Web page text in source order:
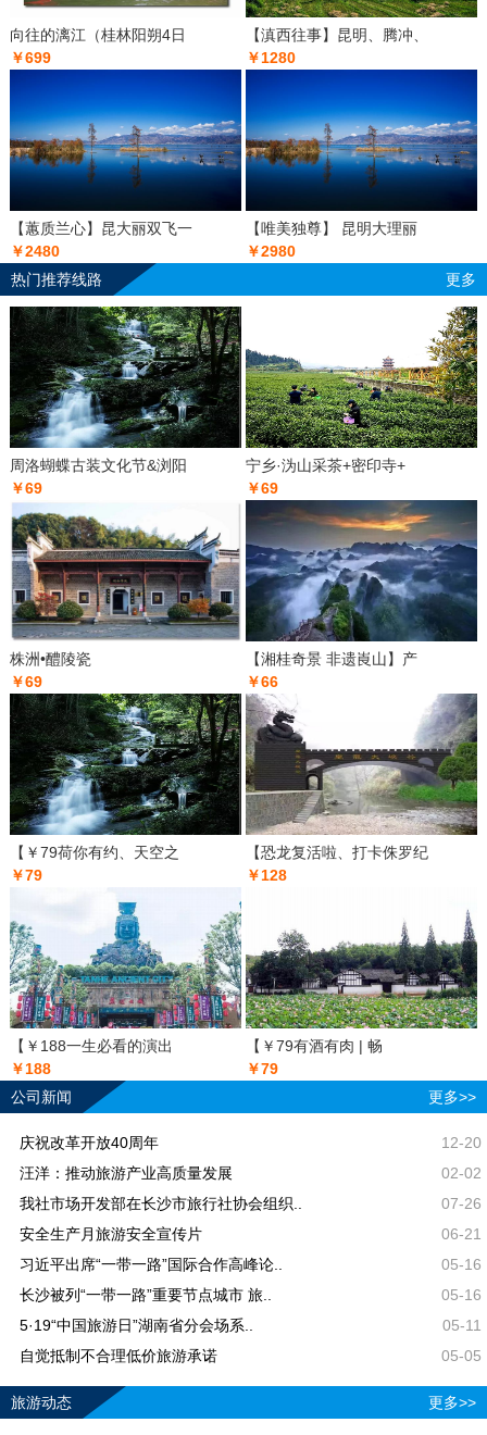
向往的漓江（桂林阳朔4日
￥699
【滇西往事】昆明、腾冲、
￥1280
【蕙质兰心】昆大丽双飞一
￥2480
【唯美独尊】 昆明大理丽
￥2980
热门推荐线路
更多
周洛蝴蝶古装文化节&浏阳
￥69
宁乡·沩山采茶+密印寺+
￥69
株洲•醴陵瓷
￥69
【湘桂奇景 非遗崀山】产
￥66
【￥79荷你有约、天空之
￥79
【恐龙复活啦、打卡侏罗纪
￥128
【￥188一生必看的演出
￥188
【￥79有酒有肉 | 畅
￥79
公司新闻
更多>>
庆祝改革开放40周年
12-20
汪洋：推动旅游产业高质量发展
02-02
我社市场开发部在长沙市旅行社协会组织..
07-26
安全生产月旅游安全宣传片
06-21
习近平出席“一带一路”国际合作高峰论..
05-16
长沙被列“一带一路”重要节点城市 旅..
05-16
5·19“中国旅游日”湖南省分会场系..
05-11
自觉抵制不合理低价旅游承诺
05-05
旅游动态 更多>>